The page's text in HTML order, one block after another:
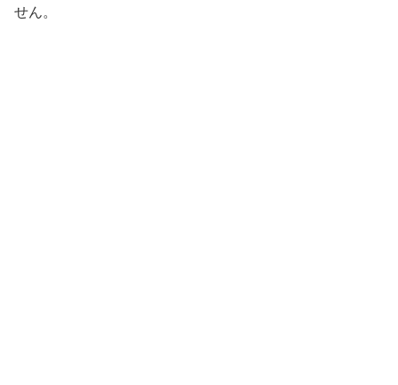
せん。